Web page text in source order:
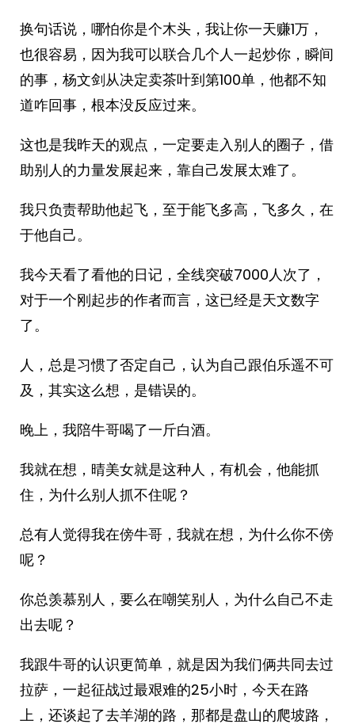
换句话说，哪怕你是个木头，我让你一天赚1万，
也很容易，因为我可以联合几个人一起炒你，瞬间
的事，杨文剑从决定卖茶叶到第100单，他都不知
道咋回事，根本没反应过来。
这也是我昨天的观点，一定要走入别人的圈子，借
助别人的力量发展起来，靠自己发展太难了。
我只负责帮助他起飞，至于能飞多高，飞多久，在
于他自己。
我今天看了看他的日记，全线突破7000人次了，
对于一个刚起步的作者而言，这已经是天文数字
了。
人，总是习惯了否定自己，认为自己跟伯乐遥不可
及，其实这么想，是错误的。
晚上，我陪牛哥喝了一斤白酒。
我就在想，晴美女就是这种人，有机会，他能抓
住，为什么别人抓不住呢？
总有人觉得我在傍牛哥，我就在想，为什么你不傍
呢？
你总羡慕别人，要么在嘲笑别人，为什么自己不走
出去呢？
我跟牛哥的认识更简单，就是因为我们俩共同去过
拉萨，一起征战过最艰难的25小时，今天在路
上，还谈起了去羊湖的路，那都是盘山的爬坡路，